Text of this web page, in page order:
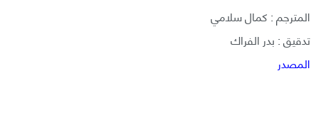
المترجم : كمال سلامي
تدقيق : بدر الفراك
المصدر